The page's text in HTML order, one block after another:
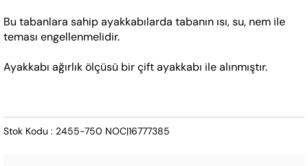
Bu tabanlara sahip ayakkabılarda tabanın ısı, su, nem ile
teması engellenmelidir.
Ayakkabı ağırlık ölçüsü bir çift ayakkabı ile alınmıştır.
Stok Kodu : 2455-750 NOC|16777385